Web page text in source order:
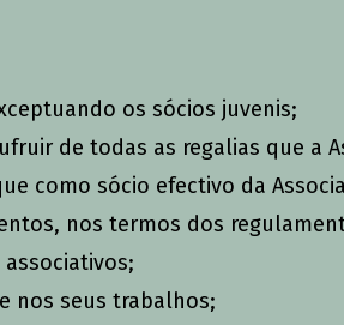
os sócios juvenis;
de todas as regalias que a
como sócio efectivo da
nos termos dos
nos seus trabalhos;